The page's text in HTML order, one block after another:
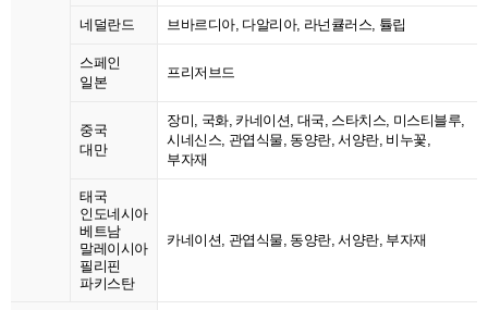
네덜란드 브바르디아, 다알리아, 라넌큘러스, 튤립
스페인
일본
프리저브드
중국
대만
장미, 국화, 카네이션, 대국, 스타치스, 미스티블루,
시네신스, 관엽식물, 동양란, 서양란, 비누꽃,
부자재
태국
인도네시아
베트남
말레이시아
필리핀
파키스탄
카네이션, 관엽식물, 동양란, 서양란, 부자재